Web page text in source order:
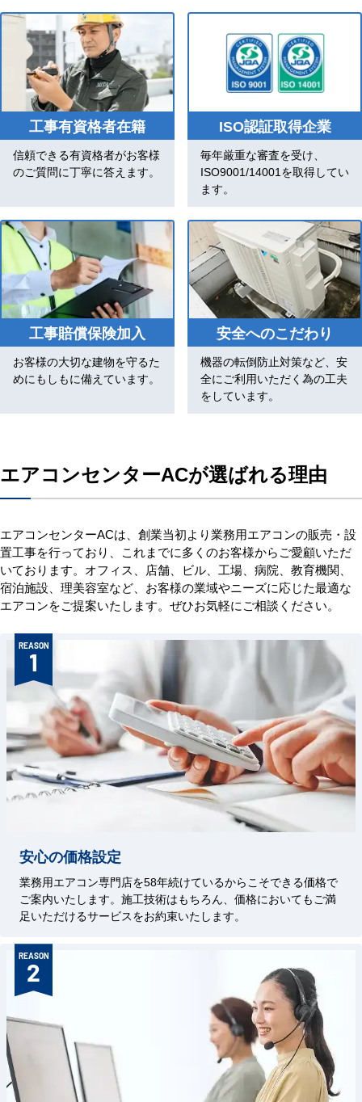
工事有資格者在籍
信頼できる有資格者がお客様
のご質問に丁寧に答えます。
ISO認証取得企業
毎年厳重な審査を受け、
ISO9001/14001を取得してい
ます。
工事賠償保険加入
お客様の大切な建物を守るた
めにもしもに備えています。
安全へのこだわり
機器の転倒防止対策など、安
全にご利用いただく為の工夫
をしています。
エアコンセンターACが選ばれる理由
エアコンセンターACは、創業当初より業務用エアコンの販売・設
置工事を行っており、これまでに多くのお客様からご愛顧いただ
いております。オフィス、店舗、ビル、工場、病院、教育機関、
宿泊施設、理美容室など、お客様の業域やニーズに応じた最適な
エアコンをご提案いたします。ぜひお気軽にご相談ください。
REASON
1
安心の価格設定
業務用エアコン専門店を58年続けているからこそできる価格で
ご案内いたします。施工技術はもちろん、価格においてもご満
足いただけるサービスをお約束いたします。
REASON
2